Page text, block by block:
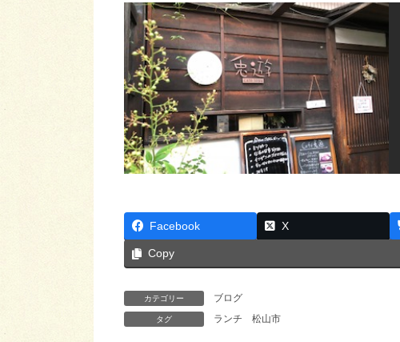
Facebook X
Copy
カテゴリー ブログ
タグ ランチ 松山市